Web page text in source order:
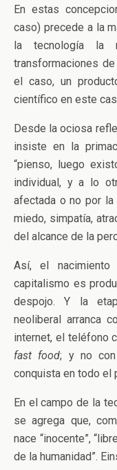
En estas
caso) precede a la
la tecnología la
transformaciones
el caso, un
científico en este
Desde la ociosa
insiste en la
“pienso, luego
individual, y a lo
afectada o no por
miedo, simpatía,
del alcance de la
Así, el nacimiento
capitalismo es
despojo. Y la
neoliberal arranca
internet, el teléfono
fast food; y no
conquista en todo el
En el campo de la
se agrega que,
nace “inocente”,
de la humanidad”.